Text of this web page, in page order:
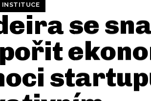
INSTITUCE
se